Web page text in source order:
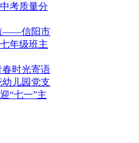
考质量分
——信阳市
年级班主
时光寄语
儿园党支
“七一”主